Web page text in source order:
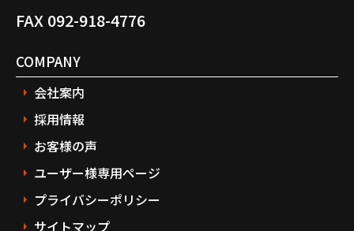
FAX 092-918-4776
COMPANY
会社案内
採用情報
お客様の声
ユーザー様専用ページ
プライバシーポリシー
サイトマップ